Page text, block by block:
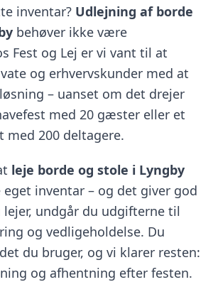
inventar? Udlejning af borde
behøver ikke være
Fest og Lej er vi vant til at
og erhvervskunder med at
– uanset om det drejer
med 20 gæster eller et
med 200 deltagere.
leje borde og stole i Lyngby
inventar – og det giver god
undgår du udgifterne til
og vedligeholdelse. Du
du bruger, og vi klarer resten:
og afhentning efter festen.